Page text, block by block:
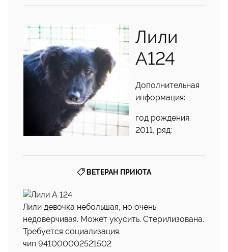
Лили
А124
Дополнительная
информация:
год рождения:
2011, ряд:
ВЕТЕРАН ПРИЮТА
Лили девочка небольшая, но очень
недоверчивая. Может укусить. Стерилизована.
Требуется социализация.
чип 941000002521502